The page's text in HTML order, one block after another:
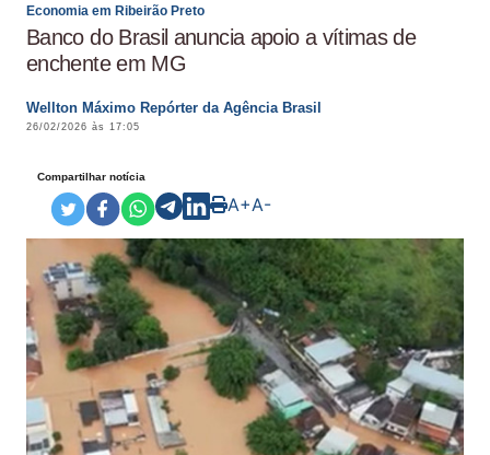
Economia em Ribeirão Preto
Banco do Brasil anuncia apoio a vítimas de
enchente em MG
Wellton Máximo Repórter da Agência Brasil
26/02/2026 às 17:05
Compartilhar notícia
A+A-